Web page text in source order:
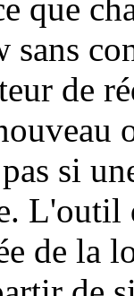
que
de
si
L'outil
de la